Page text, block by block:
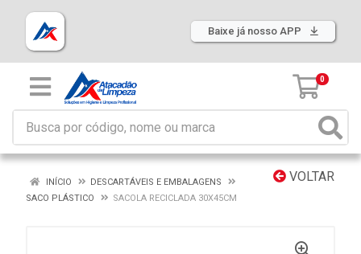
Baixe já nosso APP
0
VOLTAR
INÍCIO
DESCARTÁVEIS E EMBALAGENS
SACO PLÁSTICO
SACOLA RECICLADA 30X45CM